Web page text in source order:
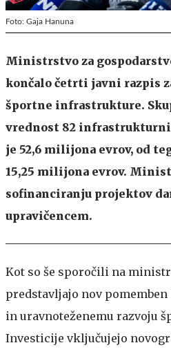
Foto: Gaja Hanuna
Ministrstvo za
končalo četrti javni razpis
športne infrastrukture.
vrednost 82
je 52,6 milijona evrov, od
15,25 milijona evrov.
sofinanciranju projektov
upravičencem.
Kot so še sporočili na
predstavljajo nov
in uravnoteženemu razvoju
Investicije vključujejo